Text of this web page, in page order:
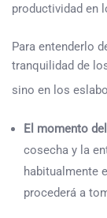
productividad en
Para entenderlo
tranquilidad de
sino en los
El momento
cosecha y la
habitualmente
procederá a